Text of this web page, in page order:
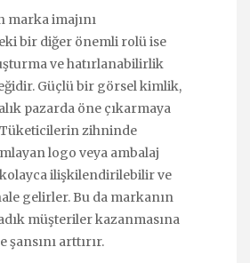
marka imajını
bir diğer önemli rolü ise
ve hatırlanabilirlik
Güçlü bir görsel kimlik,
pazarda öne çıkarmaya
Tüketicilerin zihninde
logo veya ambalaj
kolayca ilişkilendirilebilir ve
gelirler. Bu da markanın
müşteriler kazanmasına
şansını arttırır.